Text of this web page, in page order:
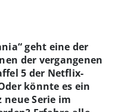
geht eine der
der vergangenen
5 der Netflix-
könnte es ein
neue Serie im